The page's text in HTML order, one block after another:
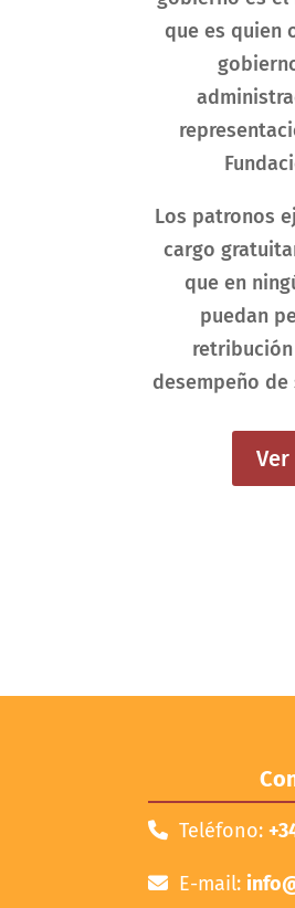
que es quien
Los patronos
cargo
que en
puedan
desempeño de
Ver
Teléfono:
E-mail: